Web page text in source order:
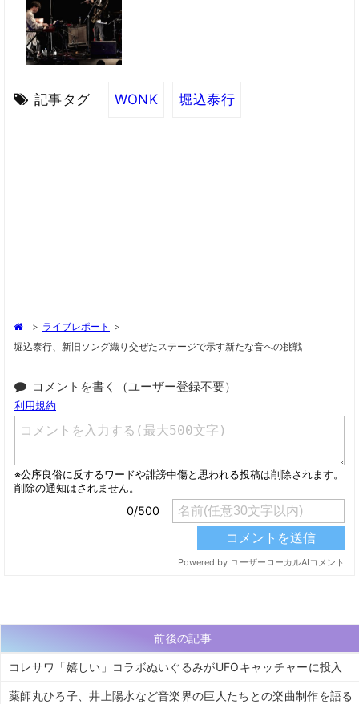
記事タグ WONK 堀込泰行
> ライブレポート >
堀込泰行、新旧ソング織り交ぜたステージで示す新たな音への挑戦
コメントを書く（ユーザー登録不要）
前後の記事
コレサワ「嬉しい」コラボぬいぐるみがUFOキャッチャーに投入
薬師丸ひろ子、井上陽水など音楽界の巨人たちとの楽曲制作を語る